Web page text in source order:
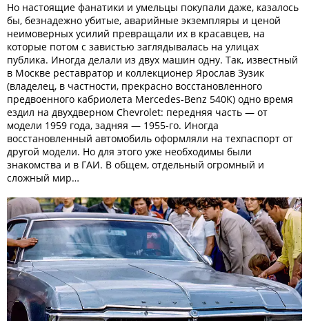
Но настоящие фанатики и умельцы покупали даже, казалось
бы, безнадежно убитые, аварийные экземпляры и ценой
неимоверных усилий превращали их в красавцев, на
которые потом с завистью заглядывалась на улицах
публика. Иногда делали из двух машин одну. Так, известный
в Москве реставратор и коллекционер Ярослав Зузик
(владелец, в частности, прекрасно восстановленного
предвоенного кабриолета Mercedes-Benz 540K) одно время
ездил на двухдверном Chevrolet: передняя часть — от
модели 1959 года, задняя — 1955-го. Иногда
восстановленный автомобиль оформляли на техпаспорт от
другой модели. Но для этого уже необходимы были
знакомства и в ГАИ. В общем, отдельный огромный и
сложный мир…